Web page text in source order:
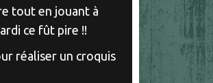
tout en jouant à
ce fût pire !!
réaliser un croquis